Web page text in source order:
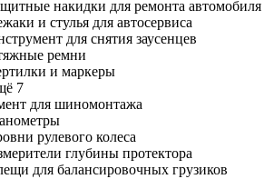
накидки для ремонта автомобиля
и стулья для автосервиса
для снятия заусенцев
ремни
и маркеры
7
для шиномонтажа
рулевого колеса
глубины протектора
для балансировочных грузиков